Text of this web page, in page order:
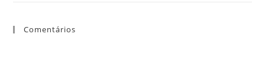
Comentários